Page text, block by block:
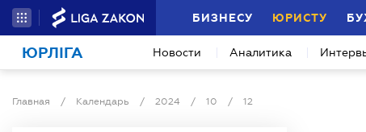
БИЗНЕСУ ЮРИСТУ
ЮРЛІГА Новости Аналитика
Главная / Календарь / 2024 / 10 / 12